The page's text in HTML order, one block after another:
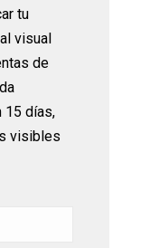
tu
visual
de
15 días,
visibles